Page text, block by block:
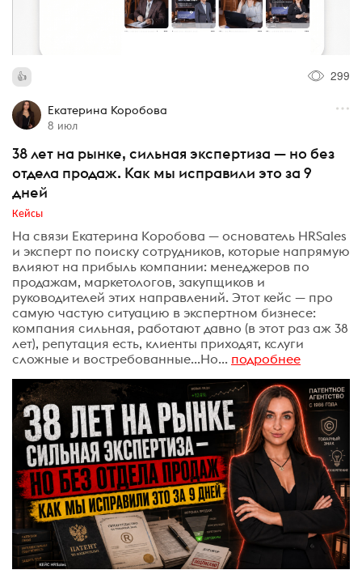
299
Екатерина Коробова
8 июл
38 лет на рынке, сильная экспертиза — но без
отдела продаж. Как мы исправили это за 9
дней
Кейсы
На связи Екатерина Коробова — основатель HRSales
и эксперт по поиску сотрудников, которые напрямую
влияют на прибыль компании: менеджеров по
продажам, маркетологов, закупщиков и
руководителей этих направлений. Этот кейс — про
самую частую ситуацию в экспертном бизнесе:
компания сильная, работают давно (в этот раз аж 38
лет), репутация есть, клиенты приходят, кслуги
сложные и востребованные...Но... подробнее